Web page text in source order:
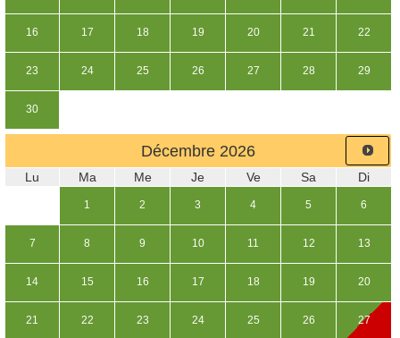
16 17 18 19 20 21 22
23 24 25 26 27 28 29
30
Décembre 2026
Lu Ma Me Je Ve Sa Di
1 2 3 4 5 6
7 8 9 10 11 12 13
14 15 16 17 18 19 20
21 22 23 24 25 26 27